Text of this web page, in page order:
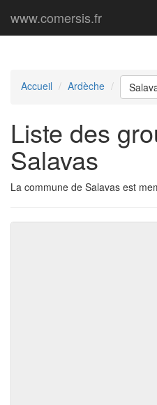
www.comersis.fr
Accueil Ardèche
Liste des
Salavas
La commune de Salavas est